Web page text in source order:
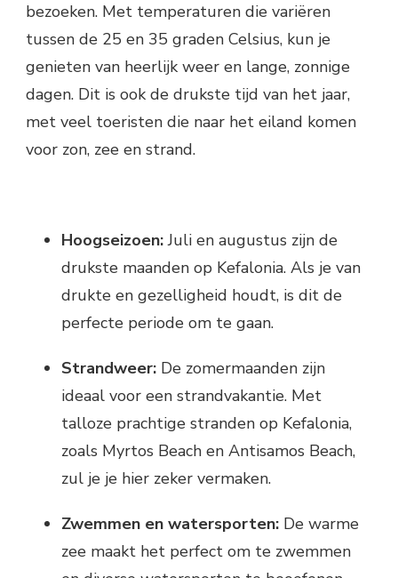
bezoeken. Met temperaturen die variëren
tussen de 25 en 35 graden Celsius, kun je
genieten van heerlijk weer en lange, zonnige
dagen. Dit is ook de drukste tijd van het jaar,
met veel toeristen die naar het eiland komen
voor zon, zee en strand.
Hoogseizoen:Juli en augustus zijn de
drukste maanden op Kefalonia. Als je van
drukte en gezelligheid houdt, is dit de
perfecte periode om te gaan.
Strandweer: De zomermaanden zijn
ideaal voor een strandvakantie. Met
talloze prachtige stranden op Kefalonia,
zoals Myrtos Beach en Antisamos Beach,
zul je je hier zeker vermaken.
Zwemmen en watersporten: De warme
zee maakt het perfect om te zwemmen